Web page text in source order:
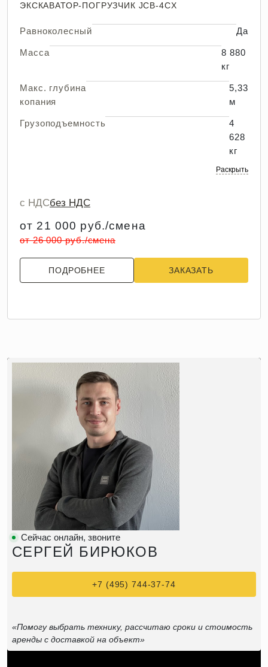
ЭКСКАВАТОР-ПОГРУЗЧИК JCB-4CX
Равноколесный Да
Масса
8 880
кг
Макс. глубина
копания
5,33
м
Грузоподъемность
4
628
кг
Раскрыть
с НДСбез НДС
от 21 000 руб./смена
от 26 000 руб./смена
ПОДРОБНЕЕ ЗАКАЗАТЬ
Сейчас онлайн, звоните
СЕРГЕЙ БИРЮКОВ
+7 (495) 744-37-74
«Помогу выбрать технику, рассчитаю сроки и стоимость
аренды с доставкой на объект»